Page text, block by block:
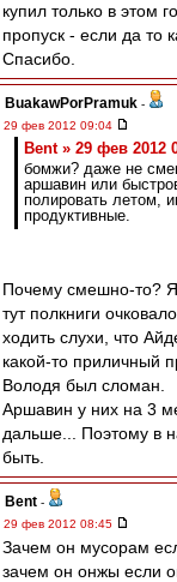
купил только в этом
пропуск - если да то
Спасибо.
BuakawPorPramuk -
29 фев 2012 09:04
Bent » 29 фев 2012
бомжи? даже не
аршавин или
полировать летом,
продуктивные.
Почему смешно-то?
тут полкниги
ходить слухи, что
какой-то приличный
Володя был сломан.
Аршавин у них на 3
дальше... Поэтому в
быть.
Bent -
29 фев 2012 08:45
Зачем он мусорам
зачем он онжы если